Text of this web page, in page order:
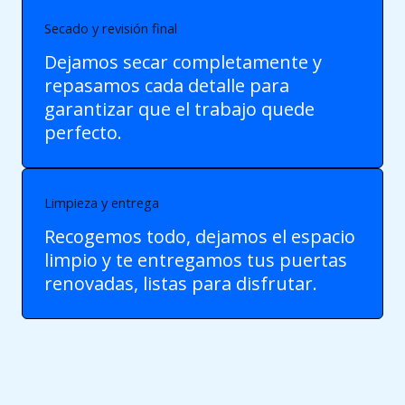
Secado y revisión final
Dejamos secar completamente y
repasamos cada detalle para
garantizar que el trabajo quede
perfecto.
Limpieza y entrega
Recogemos todo, dejamos el espacio
limpio y te entregamos tus puertas
renovadas, listas para disfrutar.